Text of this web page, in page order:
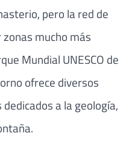
pero la red de
mucho más
Mundial UNESCO de
ofrece diversos
a la geología,